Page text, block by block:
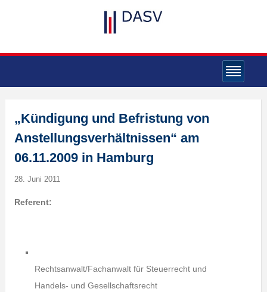
„Kündigung und Befristung von
Anstellungsverhältnissen“ am
06.11.2009 in Hamburg
28. Juni 2011
Referent:
Rechtsanwalt/Fachanwalt für Steuerrecht und
Handels- und Gesellschaftsrecht